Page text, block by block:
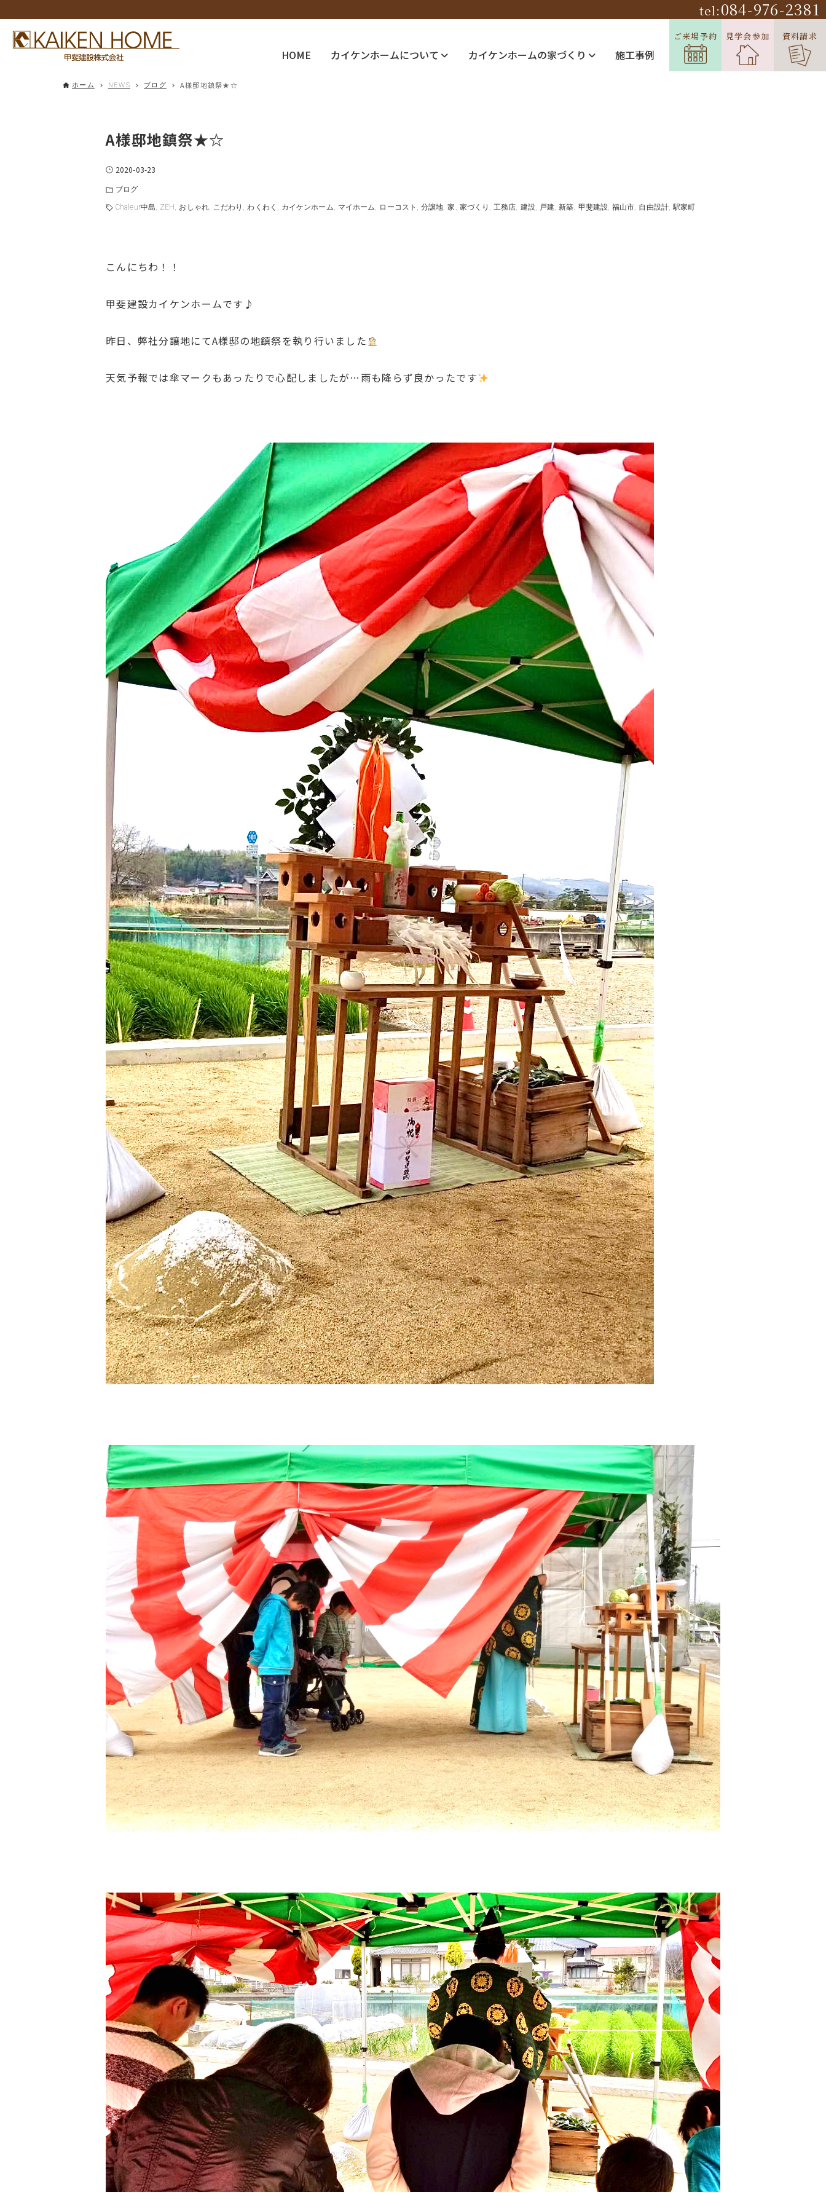
tel:084-976-2381
HOME カイケンホームについて カイケンホームの家づくり 施工事例
ご来場予約 見学会参加 資料請求
ホーム NEWS ブログ A様邸地鎮祭★☆
A様邸地鎮祭★☆
2020-03-23
ブログ
Chaleur中島 ZEH おしゃれ こだわり わくわく カイケンホーム マイホーム ローコスト 分譲地 家 家づくり 工務店 建設 戸建 新築 甲斐建設 福山市 自由設計 駅家町
こんにちわ！！
甲斐建設カイケンホームです♪
昨日、弊社分譲地にてA様邸の地鎮祭を執り行いました
天気予報では傘マークもあったりで心配しましたが…雨も降らず良かったです